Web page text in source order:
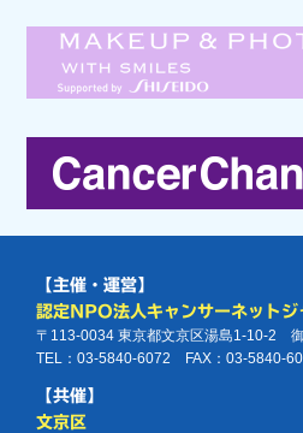
【主催・運営】
認定NPO法人キャンサーネットジ
〒113-0034 東京都文京区湯島1-10-2
TEL：03-5840-6072 FAX：03-5840-
【共催】
文京区